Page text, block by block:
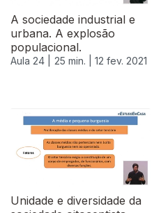
A sociedade industrial e
urbana. A explosão
populacional.
Aula 24 | 25 min. | 12 fev. 2021
Unidade e diversidade da